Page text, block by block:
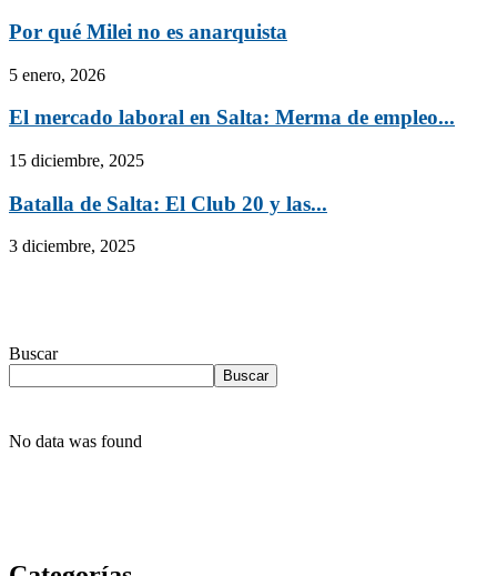
Por qué Milei no es anarquista
5 enero, 2026
El mercado laboral en Salta: Merma de empleo...
15 diciembre, 2025
Batalla de Salta: El Club 20 y las...
3 diciembre, 2025
Buscar
Buscar
No data was found